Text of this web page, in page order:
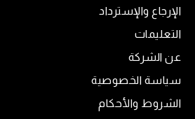
الإرجاع والإسترداد
التعليمات
عن الشركة
سياسة الخصوصية
الشروط والأحكام